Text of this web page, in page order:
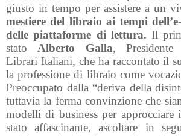
giusto in tempo per assistere a un
mestiere del libraio ai tempi
delle piattaforme di lettura. Il
stato Alberto Galla, Presidente
Librari Italiani, che ha raccontato il
la professione di libraio come
Preoccupato dalla “deriva della
tuttavia la ferma convinzione che
modelli di business per approcciare
stato affascinante, ascoltare in